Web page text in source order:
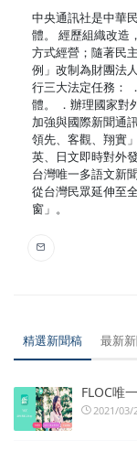
中央通訊社是中華
體。 經歷組織改造
方式經營；隨著民
例」改制為財團法
行三大法定任務：
體。 ．辦理國家對
加強與國際新聞通
領先、客觀、翔實
英、日文即時對外
台灣唯一多語文新
從台灣民眾延伸至
窗」。
精選新聞稿 最新
FLOC唯
2021/03/